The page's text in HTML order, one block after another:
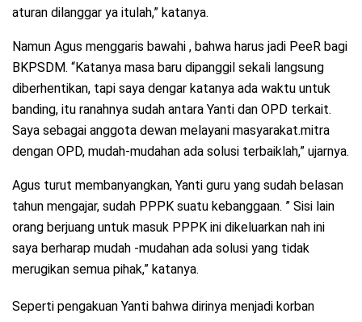
aturan dilanggar ya itulah,” katanya.
Namun Agus menggaris bawahi , bahwa harus jadi PeeR bagi
BKPSDM. “Katanya masa baru dipanggil sekali langsung
diberhentikan, tapi saya dengar katanya ada waktu untuk
banding, itu ranahnya sudah antara Yanti dan OPD terkait.
Saya sebagai anggota dewan melayani masyarakat.mitra
dengan OPD, mudah-mudahan ada solusi terbaiklah,” ujarnya.
Agus turut membanyangkan, Yanti guru yang sudah belasan
tahun mengajar, sudah PPPK suatu kebanggaan. ” Sisi lain
orang berjuang untuk masuk PPPK ini dikeluarkan nah ini
saya berharap mudah -mudahan ada solusi yang tidak
merugikan semua pihak,” katanya.
Seperti pengakuan Yanti bahwa dirinya menjadi korban